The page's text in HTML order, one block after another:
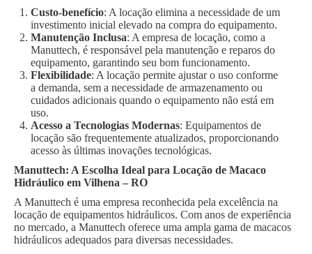
Custo-benefício: A locação elimina a necessidade de um
investimento inicial elevado na compra do equipamento.
Manutenção Inclusa: A empresa de locação, como a
Manuttech, é responsável pela manutenção e reparos do
equipamento, garantindo seu bom funcionamento.
Flexibilidade: A locação permite ajustar o uso conforme
a demanda, sem a necessidade de armazenamento ou
cuidados adicionais quando o equipamento não está em
uso.
Acesso a Tecnologias Modernas: Equipamentos de
locação são frequentemente atualizados, proporcionando
acesso às últimas inovações tecnológicas.
Manuttech: A Escolha Ideal para Locação de Macaco
Hidráulico em Vilhena – RO
A Manuttech é uma empresa reconhecida pela excelência na
locação de equipamentos hidráulicos. Com anos de experiência
no mercado, a Manuttech oferece uma ampla gama de macacos
hidráulicos adequados para diversas necessidades.